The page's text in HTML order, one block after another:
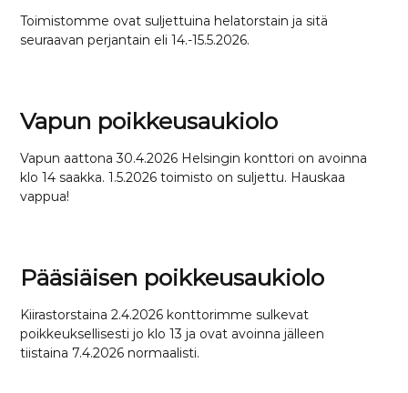
Toimistomme ovat suljettuina helatorstain ja sitä
seuraavan perjantain eli 14.-15.5.2026.
Vapun poikkeusaukiolo
Vapun aattona 30.4.2026 Helsingin konttori on avoinna
klo 14 saakka. 1.5.2026 toimisto on suljettu. Hauskaa
vappua!
Pääsiäisen poikkeusaukiolo
Kiirastorstaina 2.4.2026 konttorimme sulkevat
poikkeuksellisesti jo klo 13 ja ovat avoinna jälleen
tiistaina 7.4.2026 normaalisti.